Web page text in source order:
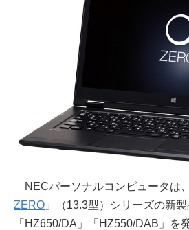
NECパーソナルコンピュータは
ZERO 」（13.3型）シリーズの新
「HZ650/DA」「HZ550/DAB」を